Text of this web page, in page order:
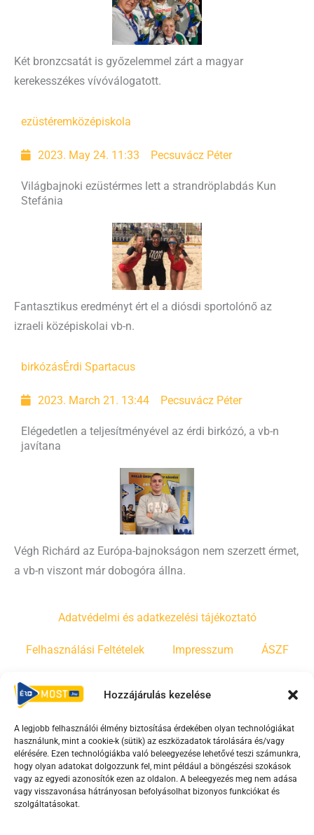
Hozzájárulás kezelése
A legjobb felhasználói élmény biztosítása érdekében olyan technológiákat
használunk, mint a cookie-k (sütik) az eszközadatok tárolására és/vagy
elérésére. Ezen technológiákba való beleegyezése lehetővé teszi számunkra,
hogy olyan adatokat dolgozzunk fel, mint például a böngészési szokások
vagy az egyedi azonosítók ezen az oldalon. A beleegyezés meg nem adása
vagy visszavonása hátrányosan befolyásolhat bizonyos funkciókat és
szolgáltatásokat.
Két bronzcsatát is győzelemmel zárt a magyar
kerekesszékes vívóválogatott.
ezüstéremközépiskola
2023. May 24. 11:33 Pecsuvácz Péter
Világbajnoki ezüstérmes lett a strandröplabdás Kun
Stefánia
Fantasztikus eredményt ért el a diósdi sportolónő az
izraeli középiskolai vb-n.
birkózásÉrdi Spartacus
2023. March 21. 13:44 Pecsuvácz Péter
Elégedetlen a teljesítményével az érdi birkózó, a vb-n
javítana
Végh Richárd az Európa-bajnokságon nem szerzett érmet,
a vb-n viszont már dobogóra állna.
Adatvédelmi és adatkezelési tájékoztató
Felhasználási Feltételek Impresszum ÁSZF
Irányelvek
F
a
c
e
b
Y
o
u
t
u
T
i
k
t